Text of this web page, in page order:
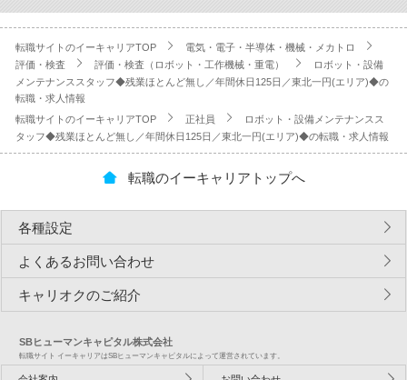
転職サイトのイーキャリアTOP
電気・電子・半導体・機械・メカトロ
評価・検査
評価・検査（ロボット・工作機械・重電）
ロボット・設備
メンテナンススタッフ◆残業ほとんど無し／年間休日125日／東北一円(エリア)◆の
転職・求人情報
転職サイトのイーキャリアTOP
正社員
ロボット・設備メンテナンスス
タッフ◆残業ほとんど無し／年間休日125日／東北一円(エリア)◆の転職・求人情報
転職のイーキャリアトップへ
各種設定
よくあるお問い合わせ
キャリオクのご紹介
SBヒューマンキャピタル株式会社
転職サイト イーキャリアはSBヒューマンキャピタルによって運営されています。